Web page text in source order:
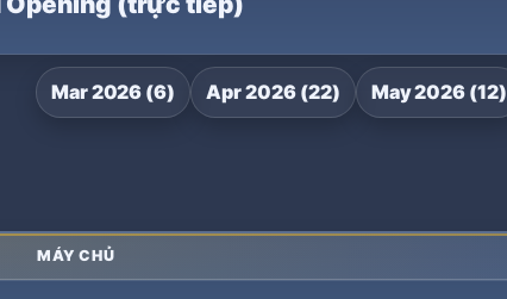
Mar 2026 (6) Apr 2026 (22) May 2026 (12)
MÁY CHỦ